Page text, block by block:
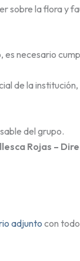
sobre la flora y
es necesario
de la
del grupo.
Rojas –
adjunto con